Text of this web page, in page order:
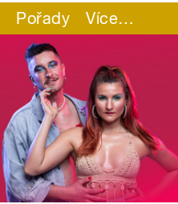
Pořady Více…